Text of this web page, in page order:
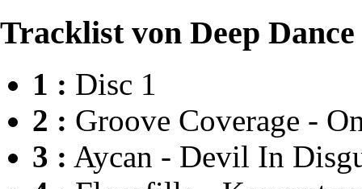
Tracklist von Deep Dance
1 : Disc 1
2 : Groove Coverage -
3 : Aycan - Devil In